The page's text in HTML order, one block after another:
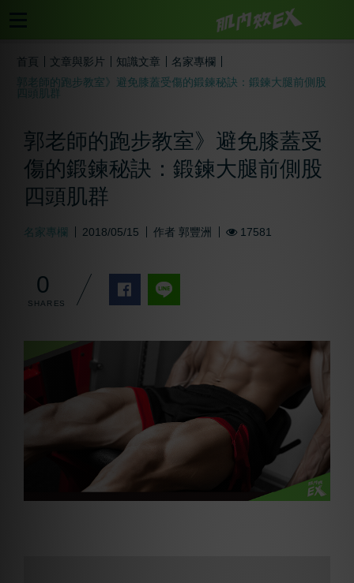
首頁 文章與影片 知識文章
名家專欄
郭老師的跑步教室》避免膝蓋受傷的鍛鍊秘訣：鍛鍊大腿前側股
四頭肌群
郭老師的跑步教室》避免膝蓋受
傷的鍛鍊秘訣：鍛鍊大腿前側股
四頭肌群
名家專欄 2018/05/15 作者 郭豐洲 17581
0